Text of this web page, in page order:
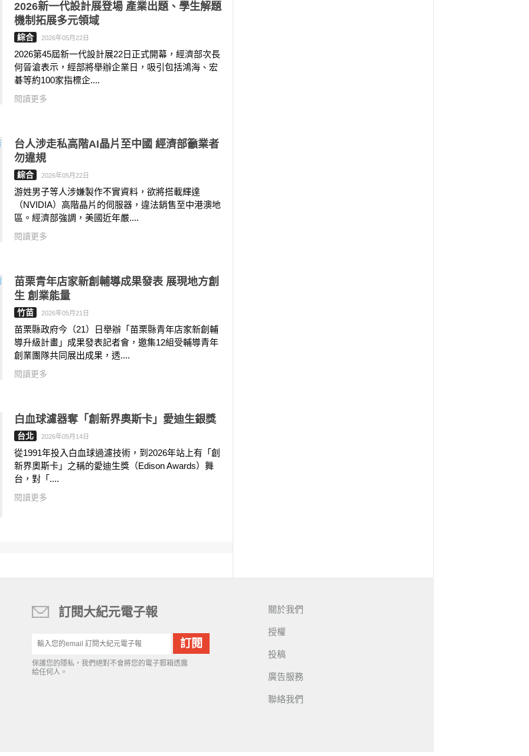
2026新一代設計展登場 產業出題、學生解題
機制拓展多元領域
綜合 2026年05月22日
2026第45屆新一代設計展22日正式開幕，經濟部次長
何晉滄表示，經部將舉辦企業日，吸引包括鴻海、宏
碁等約100家指標企....
閱讀更多
台人涉走私高階AI晶片至中國 經濟部籲業者
勿違規
綜合 2026年05月22日
游姓男子等人涉嫌製作不實資料，欲將搭載輝達
（NVIDIA）高階晶片的伺服器，違法銷售至中港澳地
區。經濟部強調，美國近年嚴....
閱讀更多
苗栗青年店家新創輔導成果發表 展現地方創
生 創業能量
竹苗 2026年05月21日
苗栗縣政府今（21）日舉辦「苗栗縣青年店家新創輔
導升級計畫」成果發表記者會，邀集12組受輔導青年
創業團隊共同展出成果，透....
閱讀更多
白血球濾器奪「創新界奧斯卡」愛迪生銀獎
台北 2026年05月14日
從1991年投入白血球過濾技術，到2026年站上有「創
新界奧斯卡」之稱的愛迪生獎（Edison Awards）舞
台，對「....
閱讀更多
訂閱大紀元電子報
保護您的隱私，我們絕對不會將您的電子郵箱透露
給任何人。
關於我們
授權
投稿
廣告服務
聯絡我們